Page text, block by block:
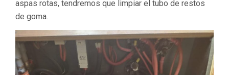
aspas rotas, tendremos que limpiar el tubo de restos
de goma.